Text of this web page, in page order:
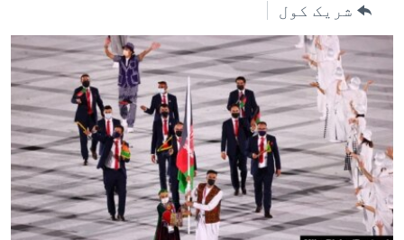
لارښود
ته
لاړ
شئ
لټون
ځای
ته
ځوانان
د بیان ازادي
روغتیا
سرمقاله
له مونږ سره په تماس کې پاتې شئ
شریک کول